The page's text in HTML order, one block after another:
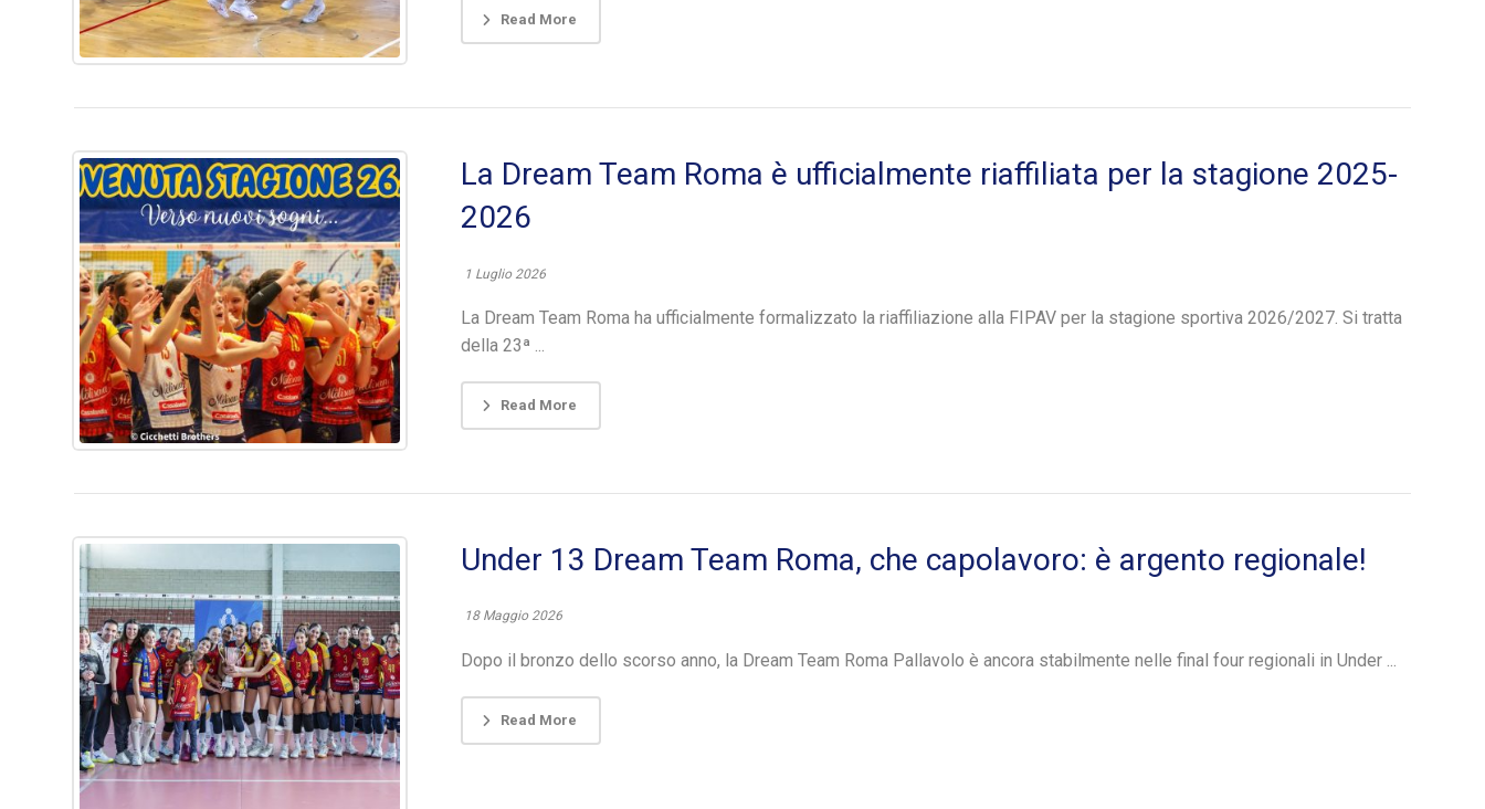
Read More
La Dream Team Roma è ufficialmente riaffiliata per la stagione 2025-
2026
1 Luglio 2026
La Dream Team Roma ha ufficialmente formalizzato la riaffiliazione alla FIPAV per la stagione sportiva 2026/2027. Si tratta
della 23ª ...
Read More
Under 13 Dream Team Roma, che capolavoro: è argento regionale!
18 Maggio 2026
Dopo il bronzo dello scorso anno, la Dream Team Roma Pallavolo è ancora stabilmente nelle final four regionali in Under ...
Read More